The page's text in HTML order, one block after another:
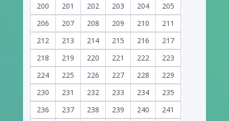
200
201 202 203 204
205
206
207 208 209 210
211
212
213 214 215 216
217
218
219 220 221 222
223
224
225 226 227 228
229
230
231 232 233 234
235
236
237 238 239 240
241